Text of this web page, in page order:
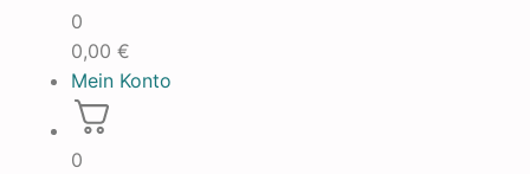
0
0,00 €
Mein Konto
0